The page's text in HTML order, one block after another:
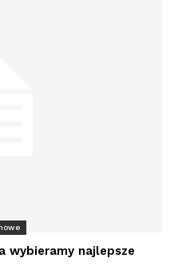
wybieramy najlepsze